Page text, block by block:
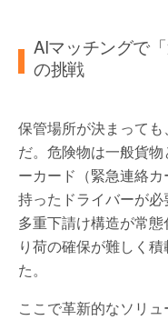
AIマッチングで
の挑戦
保管場所が決まって
だ。危険物は一般貨
ーカード（緊急連絡
持ったドライバーが
多重下請け構造が常
り荷の確保が難しく
た。
ここで革新的なソリ